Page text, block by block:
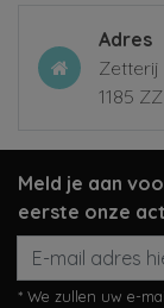
Adres
Zetterij
1185
Meld je aan
eerste onze
* We zullen uw e-